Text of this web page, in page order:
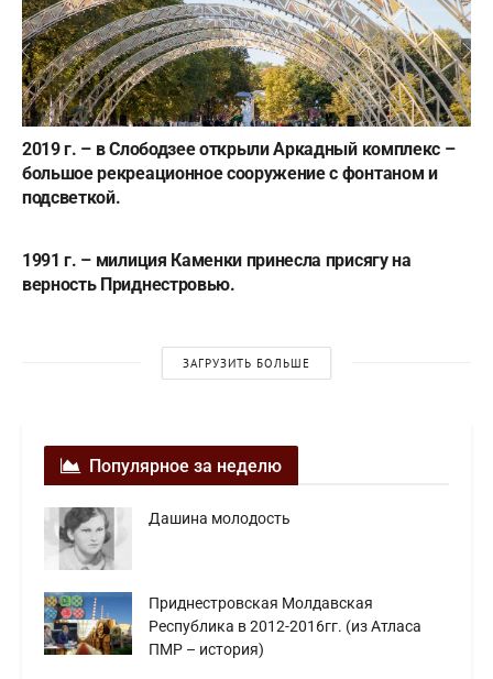
2019 г. – в Слободзее открыли Аркадный комплекс –
большое рекреационное сооружение с фонтаном и
подсветкой.
1991 г. – милиция Каменки принесла присягу на
верность Приднестровью.
ЗАГРУЗИТЬ БОЛЬШЕ
Популярное за неделю
Дашина молодость
Приднестровская Молдавская
Республика в 2012-2016гг. (из Атласа
ПМР – история)